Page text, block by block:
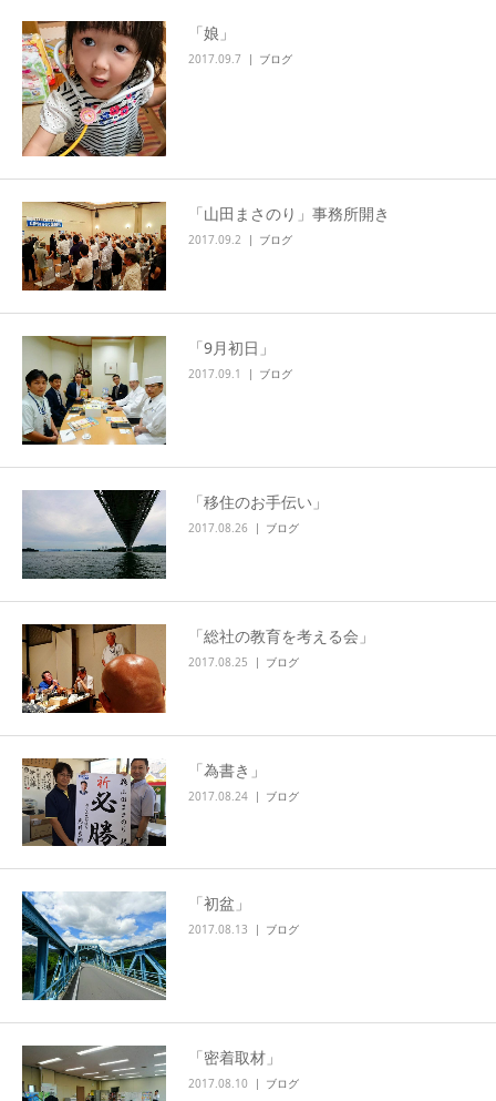
「娘」
2017.09.7 ブログ
「山田まさのり」事務所開き
2017.09.2 ブログ
「9月初日」
2017.09.1 ブログ
「移住のお手伝い」
2017.08.26 ブログ
「総社の教育を考える会」
2017.08.25 ブログ
「為書き」
2017.08.24 ブログ
「初盆」
2017.08.13 ブログ
「密着取材」
2017.08.10 ブログ